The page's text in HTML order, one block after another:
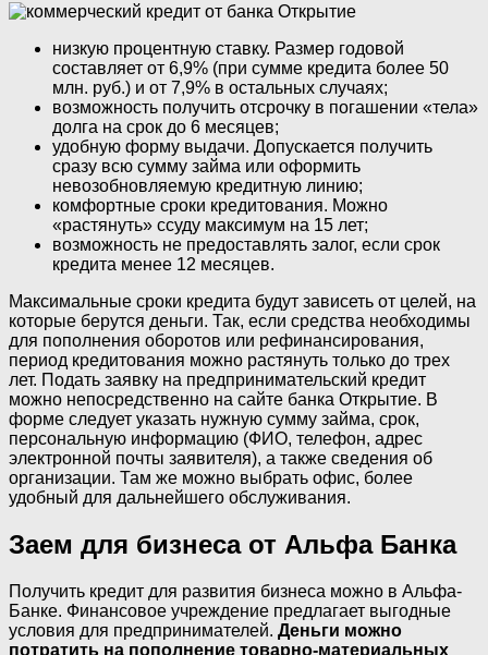
низкую процентную ставку. Размер годовой
составляет от 6,9% (при сумме кредита более 50
млн. руб.) и от 7,9% в остальных случаях;
возможность получить отсрочку в погашении «тела»
долга на срок до 6 месяцев;
удобную форму выдачи. Допускается получить
сразу всю сумму займа или оформить
невозобновляемую кредитную линию;
комфортные сроки кредитования. Можно
«растянуть» ссуду максимум на 15 лет;
возможность не предоставлять залог, если срок
кредита менее 12 месяцев.
Максимальные сроки кредита будут зависеть от целей, на
которые берутся деньги. Так, если средства необходимы
для пополнения оборотов или рефинансирования,
период кредитования можно растянуть только до трех
лет. Подать заявку на предпринимательский кредит
можно непосредственно на сайте банка Открытие. В
форме следует указать нужную сумму займа, срок,
персональную информацию (ФИО, телефон, адрес
электронной почты заявителя), а также сведения об
организации. Там же можно выбрать офис, более
удобный для дальнейшего обслуживания.
Заем для бизнеса от Альфа Банка
Получить кредит для развития бизнеса можно в Альфа-
Банке. Финансовое учреждение предлагает выгодные
условия для предпринимателей. Деньги можно
потратить на пополнение товарно-материальных